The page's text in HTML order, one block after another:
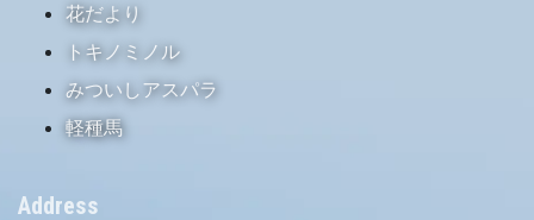
花だより
トキノミノル
みついしアスパラ
軽種馬
Address